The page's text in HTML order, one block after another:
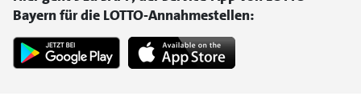
Bayern für die LOTTO-Annahmestellen: